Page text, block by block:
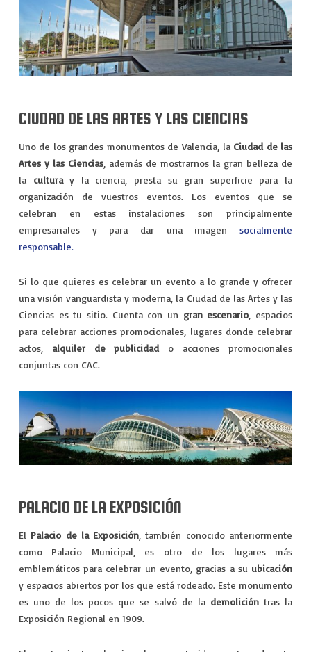
CIUDAD DE LAS ARTES Y LAS CIENCIAS
Uno de los grandes monumentos de Valencia, la Ciudad de las
Artes y las Ciencias, además de mostrarnos la gran belleza de
la culturay la ciencia, presta su gran superficie para la
organización de vuestros eventos. Los eventos que se
celebran en estas instalaciones son principalmente
empresariales y para dar una imagensocialmente
responsable.
Si lo que quieres es celebrar un evento a lo grande y ofrecer
una visión vanguardista y moderna, la Ciudad de las Artes y las
Ciencias es tu sitio. Cuenta con un gran escenario , espacios
para celebrar acciones promocionales, lugares donde celebrar
actos, alquiler de publicidad o acciones promocionales
conjuntas con CAC.
PALACIO DE LA EXPOSICIÓN
El Palacio de la Exposición , también conocido anteriormente
como Palacio Municipal, es otro de los lugares más
emblemáticos para celebrar un evento, gracias a su ubicación
y espacios abiertos por los que está rodeado. Este monumento
es uno de los pocos que se salvó de la demolicióntras la
Exposición Regional en 1909.